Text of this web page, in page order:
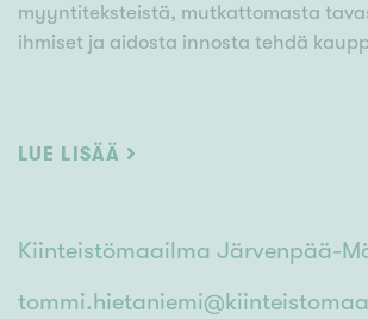
myyntiteksteistä, mutkattomasta
ihmiset ja aidosta innosta tehdä
oma näkemykseni myynnin kannalta
MYYMINEN ON TAHTOTILA! Tämä on
LUE LISÄÄ
Kiinteistömaailma Järvenpää-